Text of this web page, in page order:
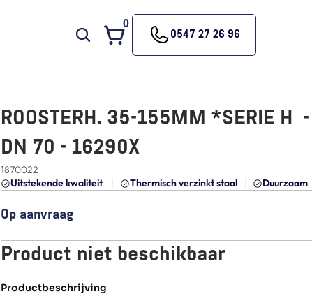
0
0547 27 26 96
ROOSTERH. 35-155MM *SERIE H  -
DN 70 - 16290X
1870022
Uitstekende kwaliteit
Thermisch verzinkt staal Duurzaam
Op aanvraag
Product niet beschikbaar
Productbeschrijving